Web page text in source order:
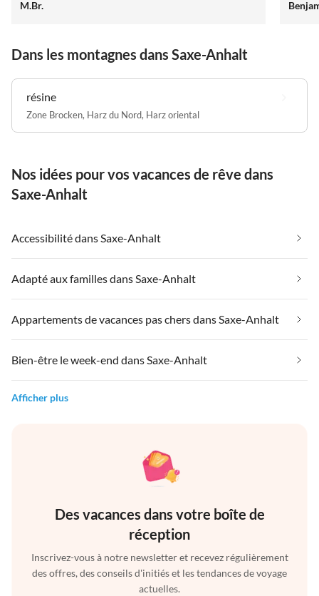
M.Br.
Dans les montagnes dans Saxe-Anhalt
résine
Zone Brocken, Harz du Nord, Harz oriental
Nos idées pour vos vacances de rêve dans
Saxe-Anhalt
Accessibilité dans Saxe-Anhalt
Adapté aux familles dans Saxe-Anhalt
Appartements de vacances pas chers dans Saxe-Anhalt
Bien-être le week-end dans Saxe-Anhalt
Afficher plus
Des vacances dans votre boîte de
réception
Inscrivez-vous à notre newsletter et recevez régulièrement
des offres, des conseils d'initiés et les tendances de voyage
actuelles.